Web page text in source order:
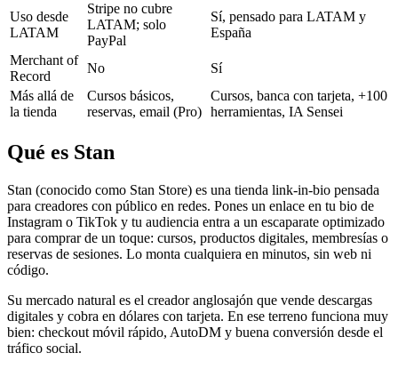
Uso desde
LATAM
Stripe no cubre
LATAM; solo
PayPal
Sí, pensado para LATAM y
España
Merchant of
Record
No
Sí
Más allá de
la tienda
Cursos básicos,
reservas, email (Pro)
Cursos, banca con tarjeta, +100
herramientas, IA Sensei
Qué es Stan
Stan (conocido como Stan Store) es una tienda link-in-bio pensada
para creadores con público en redes. Pones un enlace en tu bio de
Instagram o TikTok y tu audiencia entra a un escaparate optimizado
para comprar de un toque: cursos, productos digitales, membresías o
reservas de sesiones. Lo monta cualquiera en minutos, sin web ni
código.
Su mercado natural es el creador anglosajón que vende descargas
digitales y cobra en dólares con tarjeta. En ese terreno funciona muy
bien: checkout móvil rápido, AutoDM y buena conversión desde el
tráfico social.